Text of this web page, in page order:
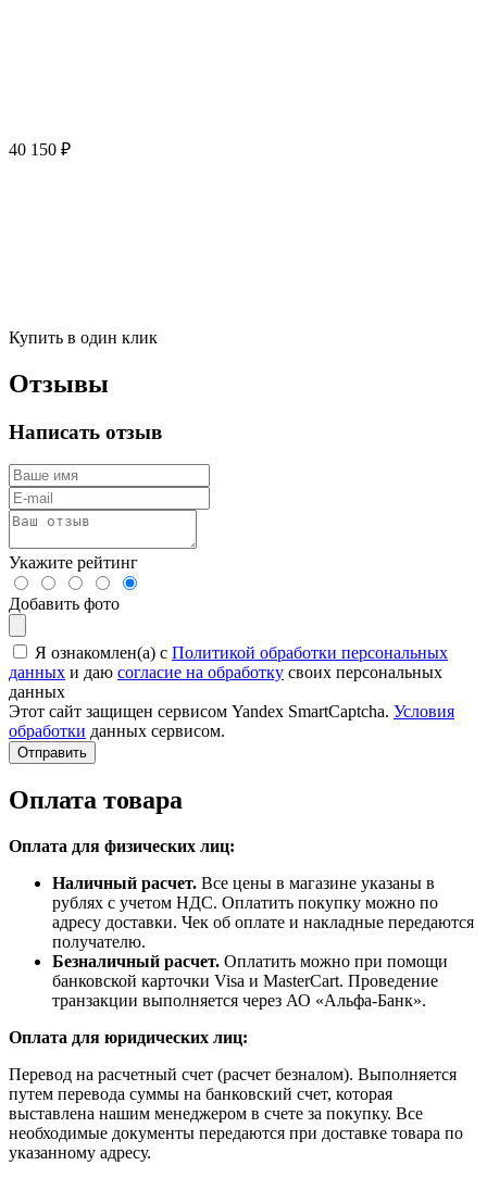
40 150 ₽
Купить в один клик
Отзывы
Написать отзыв
Укажите рейтинг
Добавить фото
Я ознакомлен(а) с Политикой обработки персональных
данных и даю согласие на обработку своих персональных
данных
Этот сайт защищен сервисом Yandex SmartCaptcha. Условия
обработки данных сервисом.
Отправить
Оплата товара
Оплата для физических лиц:
Наличный расчет. Все цены в магазине указаны в
рублях с учетом НДС. Оплатить покупку можно по
адресу доставки. Чек об оплате и накладные передаются
получателю.
Безналичный расчет. Оплатить можно при помощи
банковской карточки Visa и MasterCart. Проведение
транзакции выполняется через АО «Альфа-Банк».
Оплата для юридических лиц:
Перевод на расчетный счет (расчет безналом). Выполняется
путем перевода суммы на банковский счет, которая
выставлена нашим менеджером в счете за покупку. Все
необходимые документы передаются при доставке товара по
указанному адресу.